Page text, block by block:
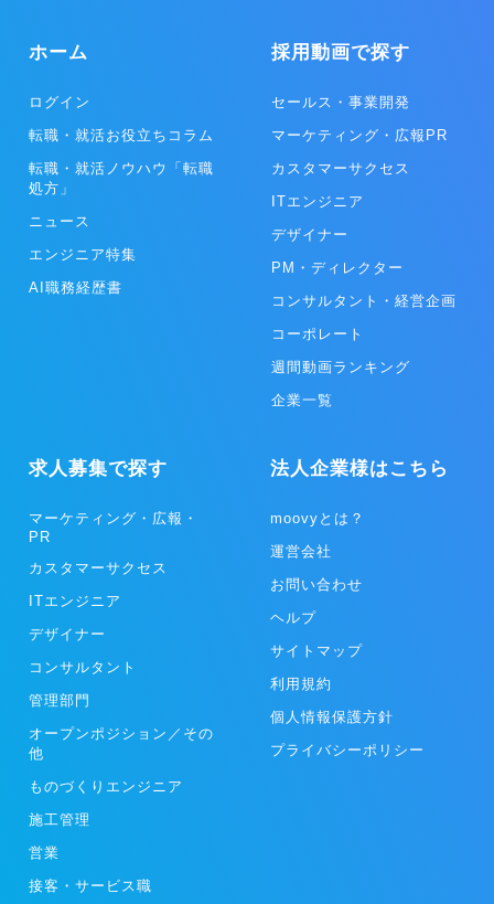
ホーム
ログイン
転職・就活お役立ちコラム
転職・就活ノウハウ「転職
処方」
ニュース
エンジニア特集
AI職務経歴書
採用動画で探す
セールス・事業開発
マーケティング・広報PR
カスタマーサクセス
ITエンジニア
デザイナー
PM・ディレクター
コンサルタント・経営企画
コーポレート
週間動画ランキング
企業一覧
求人募集で探す
マーケティング・広報・
PR
カスタマーサクセス
ITエンジニア
デザイナー
コンサルタント
管理部門
オープンポジション／その
他
ものづくりエンジニア
施工管理
営業
接客・サービス職
法人企業様はこちら
moovyとは？
運営会社
お問い合わせ
ヘルプ
サイトマップ
利用規約
個人情報保護方針
プライバシーポリシー